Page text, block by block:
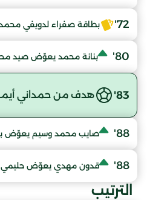
72' بطاقة صفراء لدويفي
80' بنانة محمد يعوّض صيد
83' هدف من حمداني
88' صايب محمد وسيم يعوّض
88' قدون مهدي يعوّض حليمي
الترتيب